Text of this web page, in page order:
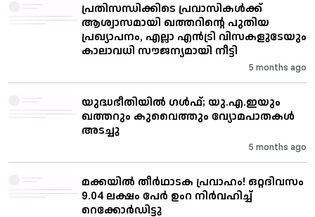
പ്രതിസന്ധിക്കിടെ പ്രവാസികൾക്ക്
ആശ്വാസമായി ഖത്തറിന്റെ പുതിയ
പ്രഖ്യാപനം, എല്ലാ എൻട്രി വിസകളുടേയും
കാലാവധി സൗജന്യമായി നീട്ടി
5 months ago
യുദ്ധഭീതിയിൽ ഗൾഫ്; യു.എ.ഇയും
ഖത്തറും കുവൈത്തും വ്യോമപാതകൾ
അടച്ചു
5 months ago
മക്കയിൽ തീർഥാടക പ്രവാഹം! ഒറ്റദിവസം
9.04 ലക്ഷം പേർ ഉംറ നിർവഹിച്ച്
റെക്കോർഡിട്ടു